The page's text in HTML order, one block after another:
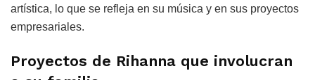
artística, lo que se refleja en su música y en sus proyectos
empresariales.
Proyectos de Rihanna que involucran